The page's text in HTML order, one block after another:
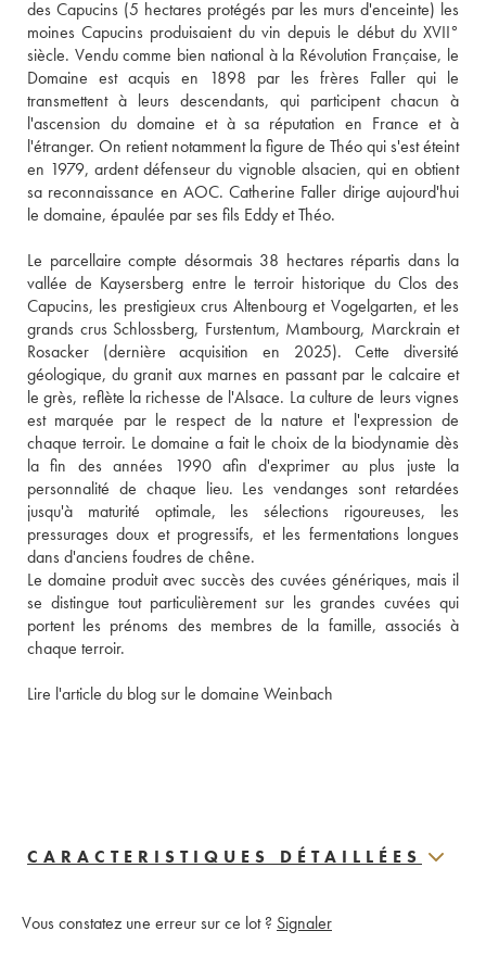
des Capucins (5 hectares protégés par les murs d'enceinte) les
moines Capucins produisaient du vin depuis le début du XVII°
siècle. Vendu comme bien national à la Révolution Française, le
Domaine est acquis en 1898 par les frères Faller qui le
transmettent à leurs descendants, qui participent chacun à
l'ascension du domaine et à sa réputation en France et à
l'étranger. On retient notamment la figure de Théo qui s'est éteint
en 1979, ardent défenseur du vignoble alsacien, qui en obtient
sa reconnaissance en AOC. Catherine Faller dirige aujourd'hui
le domaine, épaulée par ses fils Eddy et Théo.
Le parcellaire compte désormais 38 hectares répartis dans la
vallée de Kaysersberg entre le terroir historique du Clos des
Capucins, les prestigieux crus Altenbourg et Vogelgarten, et les
grands crus Schlossberg, Furstentum, Mambourg, Marckrain et
Rosacker (dernière acquisition en 2025). Cette diversité
géologique, du granit aux marnes en passant par le calcaire et
le grès, reflète la richesse de l'Alsace. La culture de leurs vignes
est marquée par le respect de la nature et l'expression de
chaque terroir. Le domaine a fait le choix de la biodynamie dès
la fin des années 1990 afin d'exprimer au plus juste la
personnalité de chaque lieu. Les vendanges sont retardées
jusqu'à maturité optimale, les sélections rigoureuses, les
pressurages doux et progressifs, et les fermentations longues
dans d'anciens foudres de chêne.
Le domaine produit avec succès des cuvées génériques, mais il
se distingue tout particulièrement sur les grandes cuvées qui
portent les prénoms des membres de la famille, associés à
chaque terroir.
Lire l'article du blog sur le domaine Weinbach
CARACTERISTIQUES DÉTAILLÉES
Vous constatez une erreur sur ce lot ? Signaler